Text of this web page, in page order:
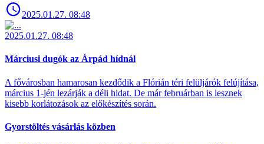
2025.01.27. 08:48
2025.01.27. 08:48
Márciusi dugók az Árpád hídnál
A fővárosban hamarosan kezdődik a Flórián téri felüljárók felújítása,
március 1-jén lezárják a déli hidat. De már februárban is lesznek
kisebb korlátozások az előkészítés során.
Gyorstöltés vásárlás közben